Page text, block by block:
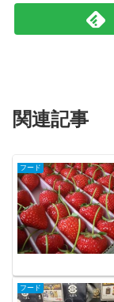
関連記事
フード
フード